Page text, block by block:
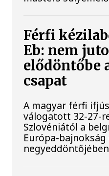
Férfi
Eb: nem
elődöntőbe
csapat
A magyar férfi
válogatott 32-27-
Szlovéniától a
Európa-